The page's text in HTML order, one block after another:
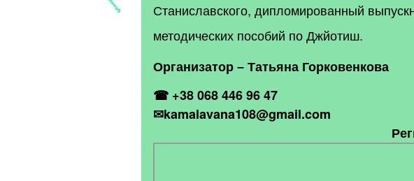
Станиславского, дипломированный
методических пособий по Джйотиш.
Организатор – Татьяна Горковенкова
☎ +38 068 446 96 47
✉kamalavana108@gmail.com